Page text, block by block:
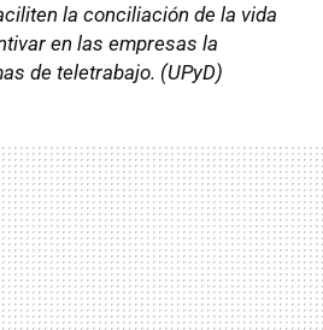
la conciliación de la vida
en las empresas la
de teletrabajo. (UPyD)